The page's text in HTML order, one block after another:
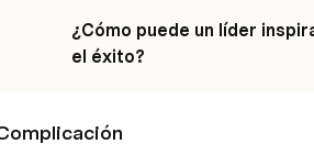
¿Cómo puede un líder
el éxito?